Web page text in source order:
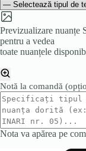
Previzualizare nuanțe
pentru a vedea
toate nuanțele
Notă la comandă
Nota va apărea pe